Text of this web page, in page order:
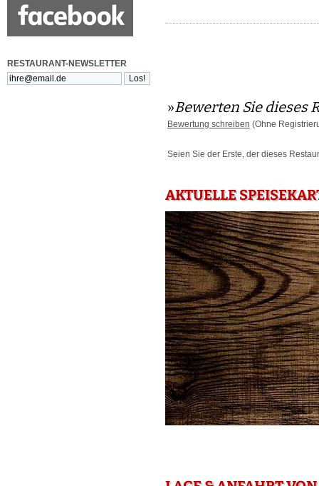
RESTAURANT-NEWSLETTER
»Bewerten Sie dieses
Bewertung schreiben (Ohne
Seien Sie der Erste, der dieses
AKTUELLE